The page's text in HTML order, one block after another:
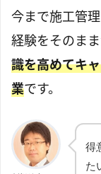
今まで施工管
経験をそのま
識を高めてキ
業です。
得
た